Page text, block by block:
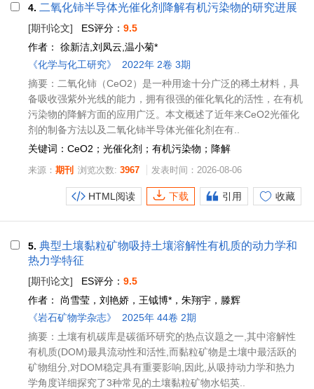
4. 二氧化铈半导体光催化剂降解有机污染物的研究进展
[期刊论文] ES评分： 9.5
作者： 徐新洁,刘凤云,温小菊*
《化学与化工研究》
2022年 2卷 3期
摘要：二氧化铈（CeO2）是一种用途十分广泛的稀土材料，具
备吸收强紫外光线的能力，拥有很强的催化氧化的活性，在有机
污染物的降解方面的应用广泛。本文概述了近年来CeO2光催化
剂的制备方法以及二氧化铈半导体光催化剂在有..
关键词：CeO2；光催化剂；有机污染物；降解
来源： 期刊 浏览次数: 3967 发表时间：2026-08-06
HTML阅读 下载 引用 收藏
5. 典型土壤黏粒矿物吸持土壤溶解性有机质的动力学和
热力学特征
[期刊论文] ES评分： 9.5
作者： 尚雪莹，刘艳娇，王钺博*，朱翔宇，滕辉
《岩石矿物学杂志》
2025年 44卷 2期
摘要：土壤有机碳库是碳循环研究的热点议题之一,其中溶解性
有机质(DOM)最具流动性和活性,而黏粒矿物是土壤中最活跃的
矿物组分,对DOM稳定具有重要影响,因此,从吸持动力学和热力
学角度详细探究了3种常见的土壤黏粒矿物水铝英..